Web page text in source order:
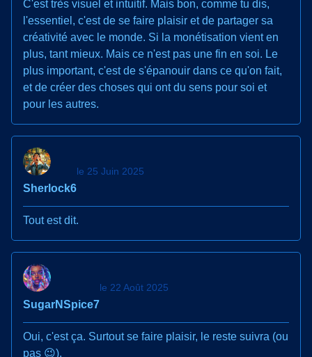
C'est très visuel et intuitif. Mais bon, comme tu dis,
l'essentiel, c'est de se faire plaisir et de partager sa
créativité avec le monde. Si la monétisation vient en
plus, tant mieux. Mais ce n'est pas une fin en soi. Le
plus important, c'est de s'épanouir dans ce qu'on fait,
et de créer des choses qui ont du sens pour soi et
pour les autres.
Sherlock6
le 25 Juin 2025
Tout est dit.
SugarNSpice7
le 22 Août 2025
Oui, c'est ça. Surtout se faire plaisir, le reste suivra (ou
pas 😉).